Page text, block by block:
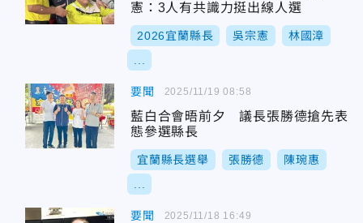
憲：3人有共識力挺出線人選
2026宜蘭縣長 吳宗憲 林國漳
要聞
藍白合會晤前夕 議長張勝德搶先表
態參選縣長
宜蘭縣長選舉 張勝德 陳琬惠
2025/11/19 08:58
要聞 2025/11/18 16:49